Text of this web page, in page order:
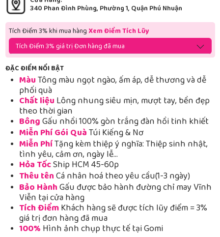
340 Phan Đình Phùng, Phường 1, Quận Phú Nhuận
Tích Điểm 3% khi mua hàng Xem Điểm Tích Lũy
Tích Điểm 3% giá trị Đơn hàng đã mua
ĐẶC ĐIỂM NỔI BẬT
MàuTông màu ngọt ngào, ấm áp, dễ thương và dễ
phối quà
Chất liệu Lông nhung siêu mịn, mượt tay, bền đẹp
theo thời gian
BôngGấu nhồi 100% gòn trắng đàn hồi tinh khiết
Miễn Phí Gói QuàTúi Kiếng & Nơ
Miễn PhíTặng kèm thiệp ý nghĩa: Thiệp sinh nhật,
tình yêu, cảm ơn, ngày lễ…
Hỏa TốcShip HCM 45-60p
Thêu tênCá nhân hoá theo yêu cầu(1-3 ngày)
Bảo HànhGấu được bảo hành đường chỉ may Vĩnh
Viễn tại cửa hàng
Tích ĐiểmKhách hàng sẽ được tích lũy điểm = 3%
giá trị đơn hàng đã mua
100% Hình ảnh chụp thực tế tại Gomi